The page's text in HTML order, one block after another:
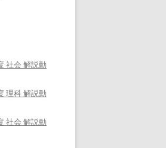
社会 解説動
理科 解説動
社会 解説動